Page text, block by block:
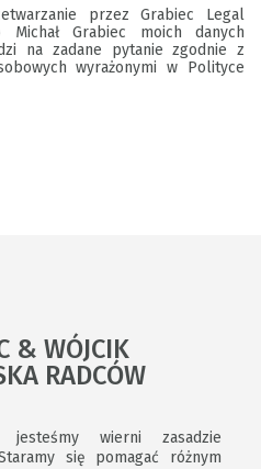
przez Grabiec Legal
Michał Grabiec moich danych
na zadane pytanie zgodnie z
wyrażonymi w Polityce
& WÓJCIK
RADCÓW
wierni zasadzie
się pomagać różnym